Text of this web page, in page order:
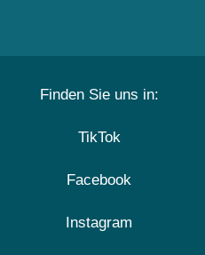
Finden Sie uns in:
TikTok
Facebook
Instagram